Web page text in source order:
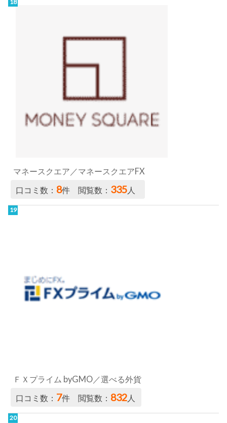
マネースクエア／マネースクエアFX
口コミ数： 8件 閲覧数： 335 人
ＦＸプライム byGMO／選べる外貨
口コミ数： 7件 閲覧数： 832 人